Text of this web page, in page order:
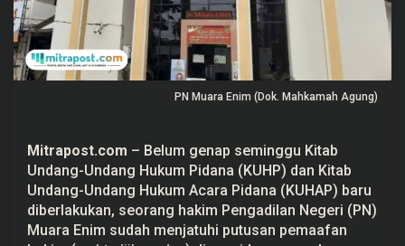
D
i
g
u
n
a
k
a
P
N
M
u
a
r
a
PN Muara Enim (Dok. Mahkamah Agung)
Mitrapost.com – Belum genap seminggu Kitab
Undang-Undang Hukum Pidana (KUHP) dan Kitab
Undang-Undang Hukum Acara Pidana (KUHAP) baru
diberlakukan, seorang hakim Pengadilan Negeri (PN)
Muara Enim sudah menjatuhi putusan pemaafan